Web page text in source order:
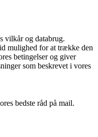
vilkår og databrug.
mulighed for at trække den
betingelser og giver
som beskrevet i vores
bedste råd på mail.